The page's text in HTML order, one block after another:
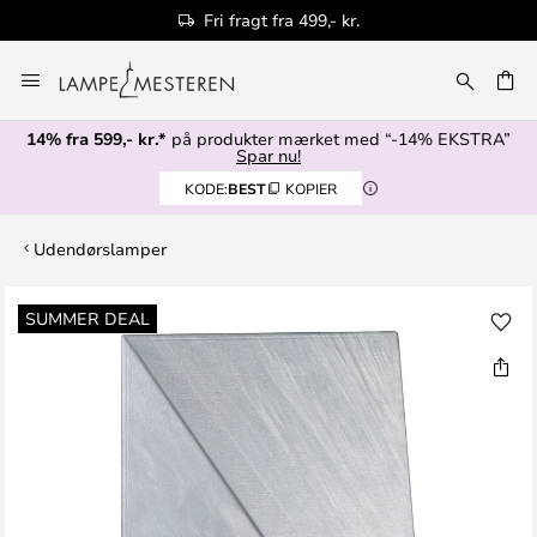
Fri fragt fra 499,- kr.
to
Content
14% fra 599,- kr.* på produkter mærket med “-14% EKSTRA”
Spar nu!
KODE:BEST KOPIER
Udendørslamper
SUMMER DEAL
Gå
til